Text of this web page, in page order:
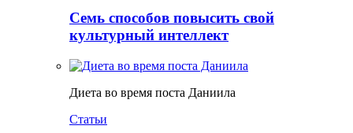
Семь способов повысить свой
культурный интеллект
Диета во время поста Даниила
Статьи